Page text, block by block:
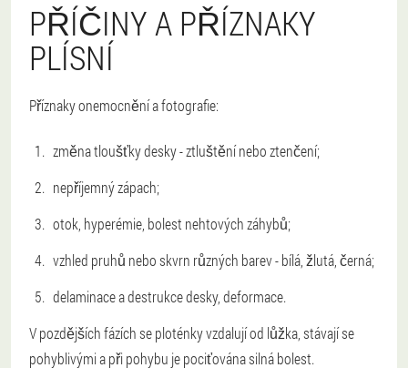
PŘÍČINY A PŘÍZNAKY
PLÍSNÍ
Příznaky onemocnění a fotografie:
změna tloušťky desky - ztluštění nebo ztenčení;
nepříjemný zápach;
otok, hyperémie, bolest nehtových záhybů;
vzhled pruhů nebo skvrn různých barev - bílá, žlutá, černá;
delaminace a destrukce desky, deformace.
V pozdějších fázích se ploténky vzdalují od lůžka, stávají se
pohyblivými a při pohybu je pociťována silná bolest.